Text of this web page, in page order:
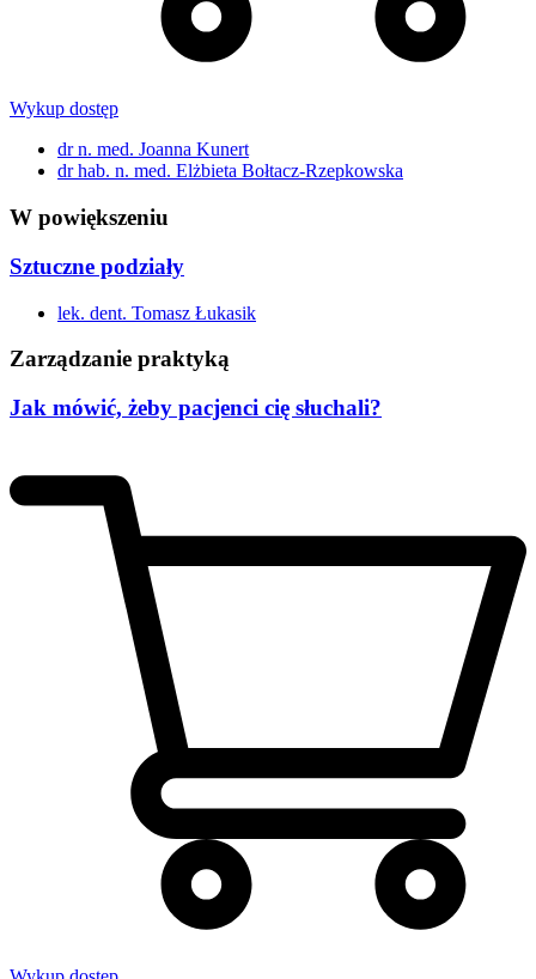
Wykup dostęp
dr n. med. Joanna Kunert
dr hab. n. med. Elżbieta Bołtacz-Rzepkowska
W powiększeniu
Sztuczne podziały
lek. dent. Tomasz Łukasik
Zarządzanie praktyką
Jak mówić, żeby pacjenci cię słuchali?